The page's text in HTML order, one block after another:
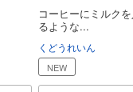
コーヒーにミルク
るような...
くどうれいん
NEW